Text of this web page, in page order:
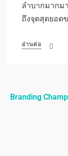
ลำบากมากม
ถึงจุดสุดยอด
อ่านต่อ
Branding Champ